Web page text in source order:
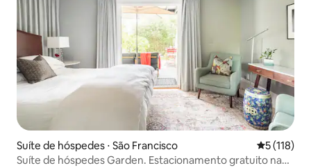
Suíte de hóspedes ⋅ São Francisco 5 de uma
5 (118)
Suíte de hóspedes Garden. Estacionamento gratuito na